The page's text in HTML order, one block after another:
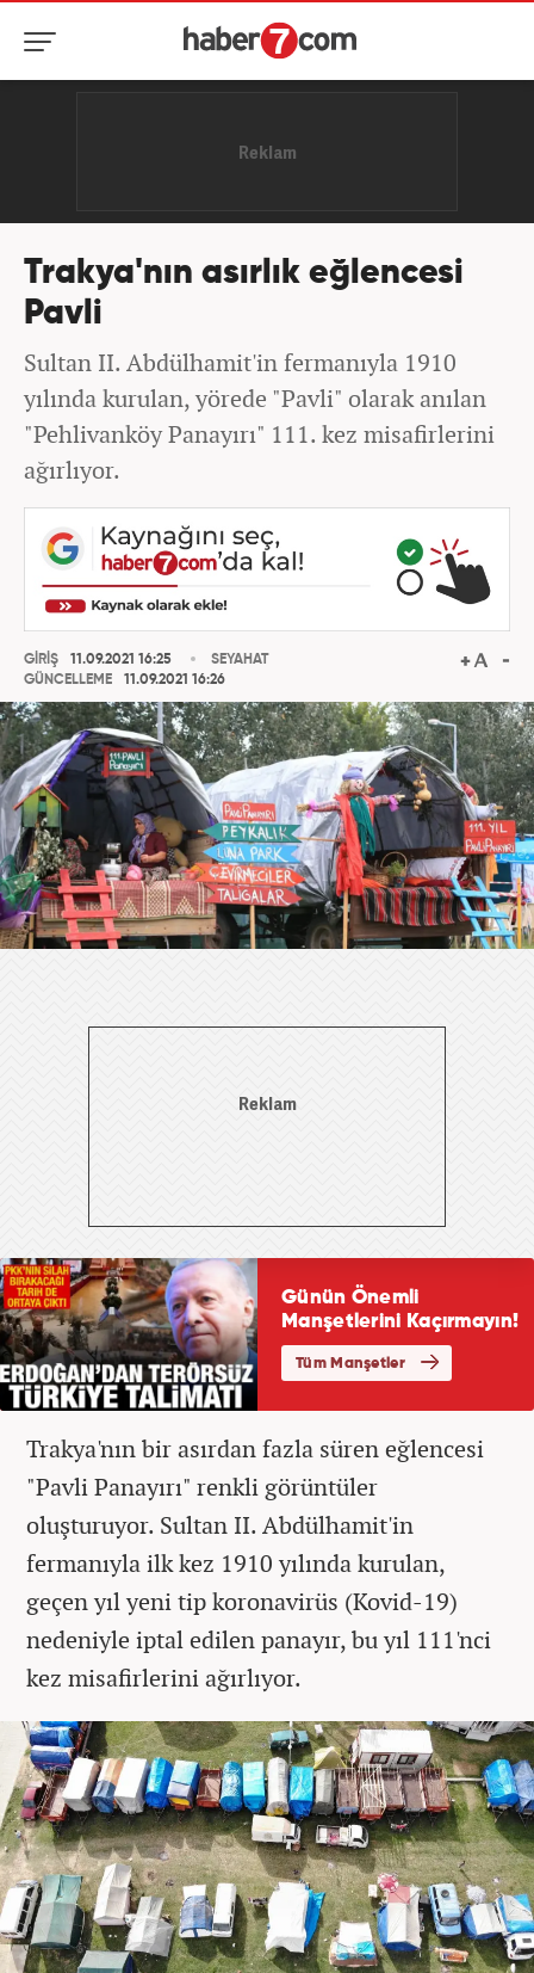
Trakya'nın asırlık eğlencesi
Pavli
Sultan II. Abdülhamit'in fermanıyla 1910
yılında kurulan, yörede "Pavli" olarak anılan
"Pehlivanköy Panayırı" 111. kez misafirlerini
ağırlıyor.
GİRİŞ
11.09.2021 16:25
GÜNCELLEME
11.09.2021 16:26
SEYAHAT
Trakya'nın bir asırdan fazla süren eğlencesi
"Pavli Panayırı" renkli görüntüler
oluşturuyor. Sultan II. Abdülhamit'in
fermanıyla ilk kez 1910 yılında kurulan,
geçen yıl yeni tip koronavirüs (Kovid-19)
nedeniyle iptal edilen panayır, bu yıl 111'nci
kez misafirlerini ağırlıyor.